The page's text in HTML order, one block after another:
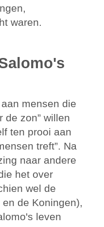
waren.
mensen die
de zon” willen
ten prooi aan
treft”. Na
naar andere
het over
wel de
de Koningen),
leven